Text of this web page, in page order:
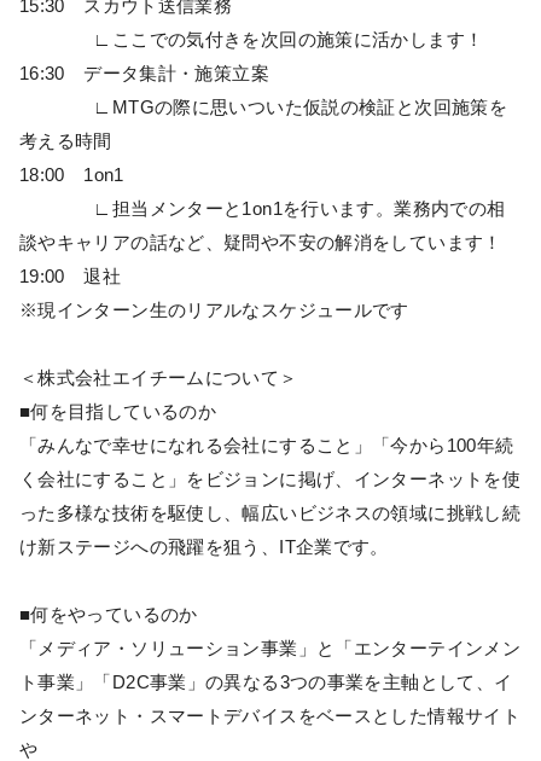
15:30 スカウト送信業務
∟ここでの気付きを次回の施策に活かします！
16:30 データ集計・施策立案
∟MTGの際に思いついた仮説の検証と次回施策を
考える時間
18:00 1on1
∟担当メンターと1on1を行います。業務内での相
談やキャリアの話など、疑問や不安の解消をしています！
19:00 退社
※現インターン生のリアルなスケジュールです
＜株式会社エイチームについて＞
■何を目指しているのか
「みんなで幸せになれる会社にすること」「今から100年続
く会社にすること」をビジョンに掲げ、インターネットを使
った多様な技術を駆使し、幅広いビジネスの領域に挑戦し続
け新ステージへの飛躍を狙う、IT企業です。
■何をやっているのか
「メディア・ソリューション事業」と「エンターテインメン
ト事業」「D2C事業」の異なる3つの事業を主軸として、イ
ンターネット・スマートデバイスをベースとした情報サイト
や